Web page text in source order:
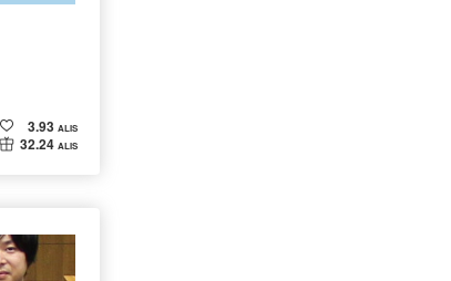
3.93 ALIS
32.24 ALIS